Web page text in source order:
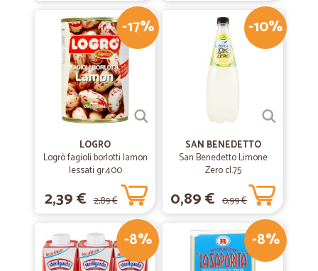
-17%
LOGRO
Logrò fagioli borlotti lamon
lessati gr.400
2,39 € 2,89 €
-10%
SAN BENEDETTO
San Benedetto Limone
Zero cl.75
0,89 € 0,99 €
-8% -8%